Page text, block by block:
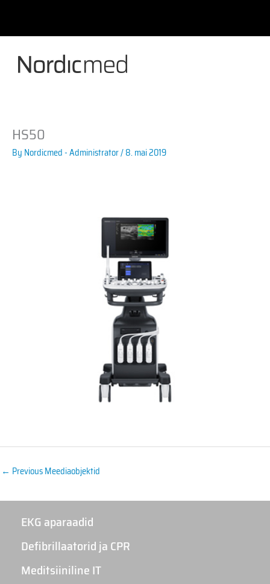
content
HS50
By Nordicmed - Administrator/8. mai 2019
← Previous Meediaobjektid
EKG aparaadid
Defibrillaatorid ja CPR
Meditsiiniline IT